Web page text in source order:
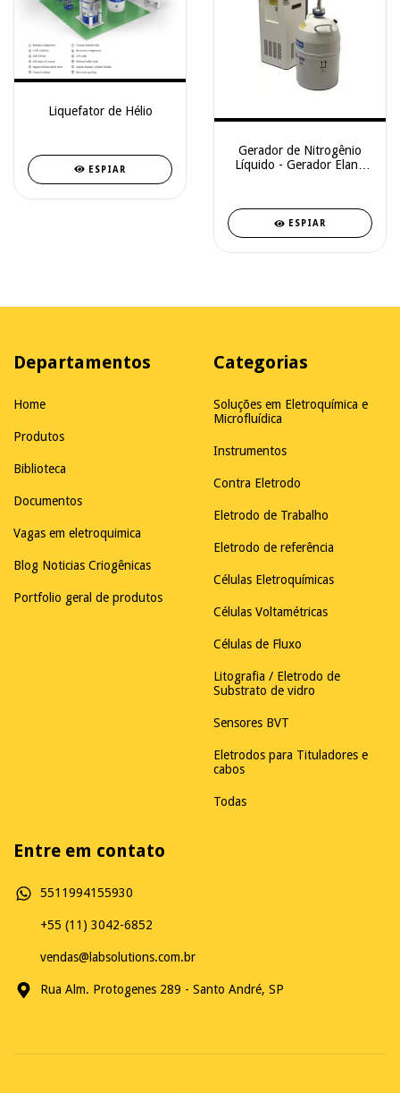
Liquefator de Hélio
ESPIAR
Gerador de Nitrogênio
Líquido - Gerador Elan2
ESPIAR
Departamentos
Home
Produtos
Biblioteca
Documentos
Vagas em eletroquimica
Blog Noticias Criogênicas
Portfolio geral de produtos
Categorias
Soluções em Eletroquímica e
Microfluídica
Instrumentos
Contra Eletrodo
Eletrodo de Trabalho
Eletrodo de referência
Células Eletroquímicas
Células Voltamétricas
Células de Fluxo
Litografia / Eletrodo de
Substrato de vidro
Sensores BVT
Eletrodos para Tituladores e
cabos
Todas
Entre em contato
5511994155930
+55 (11) 3042-6852
vendas@labsolutions.com.br
Rua Alm. Protogenes 289 - Santo André, SP